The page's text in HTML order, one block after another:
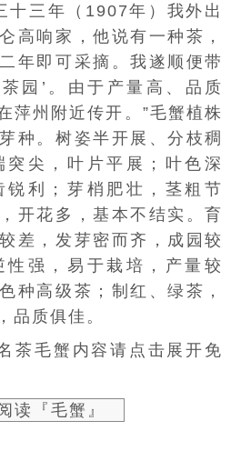
十三年（1907年）我外出
高响家，他说有一种茶，
年即可采摘。我遂顺便带
园’。由于产量高、品质
萍州附近传开。”毛蟹植株
种。树姿半开展、分枝稠
尖，叶片平展；叶色深
利；芽梢肥壮，茎粗节
开花多，基本不结实。育
差，发芽密而齐，成园较
强，易于栽培，产量较
种高级茶；制红、绿茶，
品质俱佳。
茶毛蟹内容请点击展开免
读『毛蟹』